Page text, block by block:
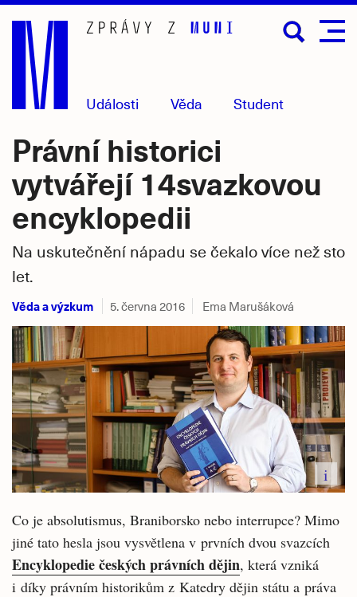
Přejít
hlavní
obsah
Události Věda Student
Právní historici
vytvářejí 14svazkovou
encyklopedii
Na uskutečnění nápadu se čekalo více než sto
let.
Věda a výzkum 5. června 2016 Ema Marušáková
i
Co je absolutismus, Braniborsko nebo interrupce? Mimo
jiné tato hesla jsou vysvětlena v prvních dvou svazcích
Encyklopedie českých právních dějin, která vzniká
i díky právním historikům z Katedry dějin státu a práva